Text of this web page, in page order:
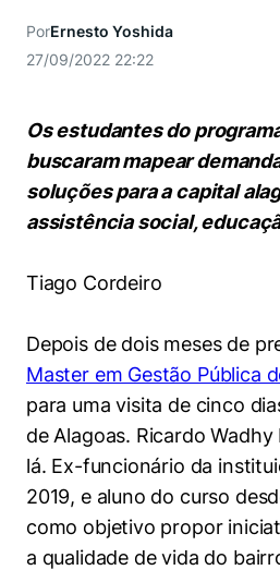
Todas as Engenharias
Engenharia de Computação
Engenharia Mecatrônica
Economia
Finanças
Negócios
Políticas Públicas
Prêmio Duda Ermírio de Moraes
Como funciona
Resolução Eficaz de Problemas
Oportunidade de Negócios
Women in Action
Sala de Imprensa
Biblioteca Telles
Pesquisa na Graduação
Seminários Acadêmicos
Comitê de Ética em Pesquisa
Newsletters
Notícias
Instagram
Linkedin
Engenharia e Ciência da
Prêmios de Excelência
Ensino e aprendizagem
Fale Conosco
Canal de Ética
Ouvidoria
Portal da Privacidade
PorErnesto Yoshida
27/09/2022 22:22
Os estudantes do
buscaram mapear
soluções para a capital
assistência social,
Tiago Cordeiro
Depois de dois meses de
Master em Gestão Pública
para uma visita de cinco
de Alagoas. Ricardo
lá. Ex-funcionário da
2019, e aluno do curso
como objetivo propor
a qualidade de vida do